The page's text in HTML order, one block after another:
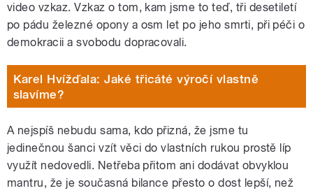
video vzkaz. Vzkaz o tom, kam jsme to teď, tři desetiletí
po pádu železné opony a osm let po jeho smrti, při péči o
demokracii a svobodu dopracovali.
Karel Hvížďala: Jaké třicáté výročí vlastně
slavíme?
A nejspíš nebudu sama, kdo přizná, že jsme tu
jedinečnou šanci vzít věci do vlastních rukou prostě líp
využít nedovedli. Netřeba přitom ani dodávat obvyklou
mantru, že je současná bilance přesto o dost lepší, než